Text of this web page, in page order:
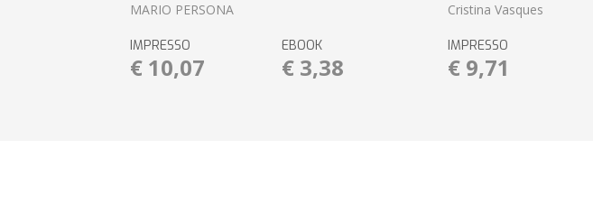
MARIO PERSONA
IMPRESSO
€ 10,07
EBOOK
€ 3,38
Cristina Vasques
IMPRESSO
€ 9,71